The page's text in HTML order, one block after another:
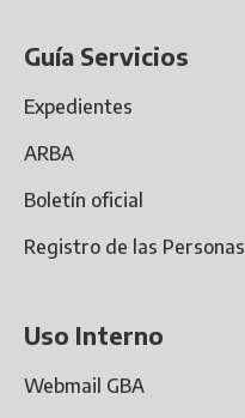
Guía Servicios
Expedientes
ARBA
Boletín oficial
Registro de las Personas
Uso Interno
Webmail GBA